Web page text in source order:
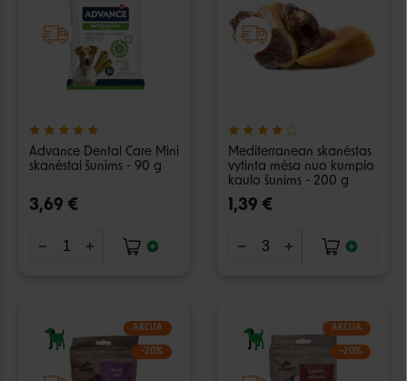
Advance Dental Care Mini
skanėstai šunims - 90 g
3,69 €
Mediterranean skanėstas
vytinta mėsa nuo kumpio
kaulo šunims - 200 g
1,39 €
AKCIJA
−20%
AKCIJA
−20%